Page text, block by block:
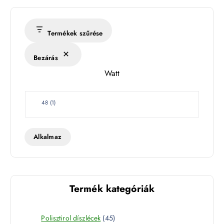
Termékek szűrése
Bezárás
Watt
W
t
48 (1)
Alkalmaz
Termék kategóriák
Polisztirol díszlécek 454